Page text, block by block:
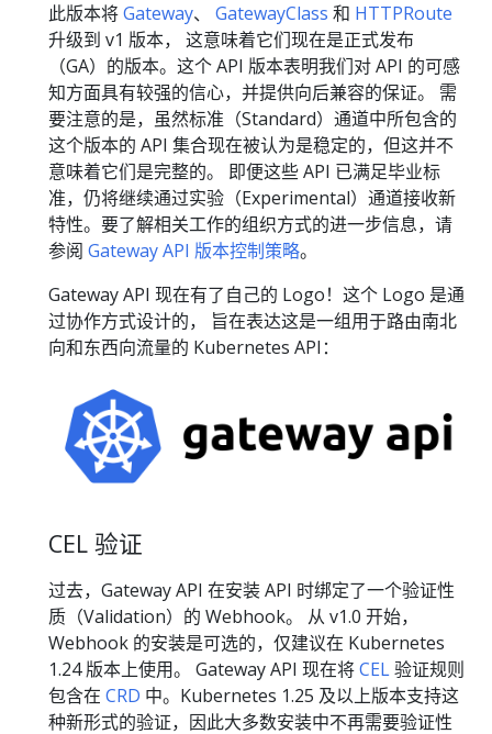
此版本将Gateway、 GatewayClass 和 HTTPRoute
升级到 v1 版本， 这意味着它们现在是正式发布
（GA）的版本。这个 API 版本表明我们对 API 的可感
知方面具有较强的信心，并提供向后兼容的保证。 需
要注意的是，虽然标准（Standard）通道中所包含的
这个版本的 API 集合现在被认为是稳定的，但这并不
意味着它们是完整的。 即便这些 API 已满足毕业标
准，仍将继续通过实验（Experimental）通道接收新
特性。要了解相关工作的组织方式的进一步信息，请
参阅 Gateway API 版本控制策略。
Gateway API 现在有了自己的 Logo！这个 Logo 是通
过协作方式设计的， 旨在表达这是一组用于路由南北
向和东西向流量的 Kubernetes API：
CEL 验证
过去，Gateway API 在安装 API 时绑定了一个验证性
质（Validation）的 Webhook。 从 v1.0 开始，
Webhook 的安装是可选的，仅建议在 Kubernetes
1.24 版本上使用。 Gateway API 现在将CEL验证规则
包含在 CRD 中。Kubernetes 1.25 及以上版本支持这
种新形式的验证，因此大多数安装中不再需要验证性